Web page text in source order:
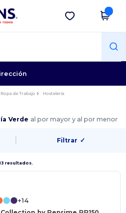
Descargar app
Ropa de Trabajo Hostelería
Verde al por mayor y al por menor
Filtrar ✓
resultados.
+14